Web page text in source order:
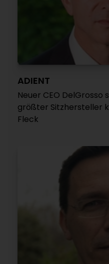
ADIENT
Neuer CEO
größter Sitzhersteller
Fleck